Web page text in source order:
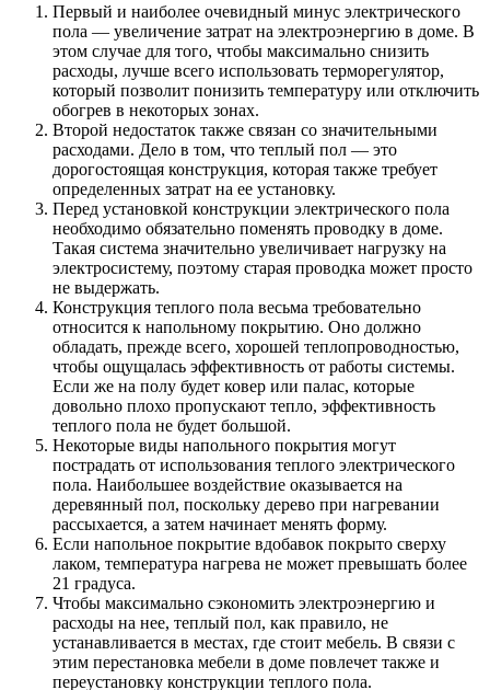
Первый и наиболее очевидный минус электрического
пола — увеличение затрат на электроэнергию в доме. В
этом случае для того, чтобы максимально снизить
расходы, лучше всего использовать терморегулятор,
который позволит понизить температуру или отключить
обогрев в некоторых зонах.
Второй недостаток также связан со значительными
расходами. Дело в том, что теплый пол — это
дорогостоящая конструкция, которая также требует
определенных затрат на ее установку.
Перед установкой конструкции электрического пола
необходимо обязательно поменять проводку в доме.
Такая система значительно увеличивает нагрузку на
электросистему, поэтому старая проводка может просто
не выдержать.
Конструкция теплого пола весьма требовательно
относится к напольному покрытию. Оно должно
обладать, прежде всего, хорошей теплопроводностью,
чтобы ощущалась эффективность от работы системы.
Если же на полу будет ковер или палас, которые
довольно плохо пропускают тепло, эффективность
теплого пола не будет большой.
Некоторые виды напольного покрытия могут
пострадать от использования теплого электрического
пола. Наибольшее воздействие оказывается на
деревянный пол, поскольку дерево при нагревании
рассыхается, а затем начинает менять форму.
Если напольное покрытие вдобавок покрыто сверху
лаком, температура нагрева не может превышать более
21 градуса.
Чтобы максимально сэкономить электроэнергию и
расходы на нее, теплый пол, как правило, не
устанавливается в местах, где стоит мебель. В связи с
этим перестановка мебели в доме повлечет также и
переустановку конструкции теплого пола.